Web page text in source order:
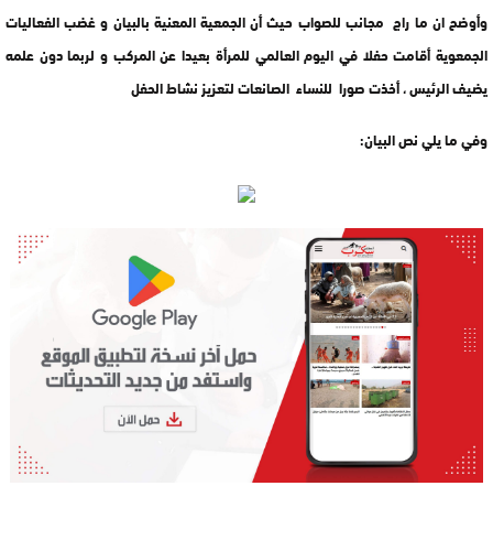
وأوضح ان ما راج مجانب للصواب حيث أن الجمعية المعنية بالبيان و غضب الفعاليات
الجمعوية أقامت حفلا في اليوم العالمي للمرأة بعيدا عن المركب و لربما دون علمه
يضيف الرئيس ، أخذت صورا للنساء الصانعات لتعزيز نشاط الحفل
وفي ما يلي نص البيان: